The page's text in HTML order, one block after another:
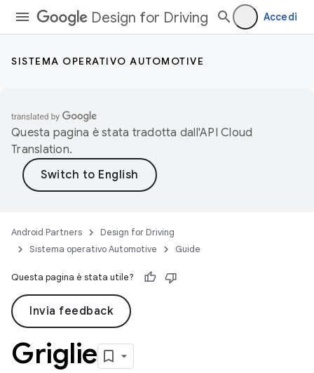
Design for Driving Accedi
SISTEMA OPERATIVO AUTOMOTIVE
Questa pagina è stata tradotta dall'API Cloud
Translation.
Android Partners
Design for Driving
Sistema operativo Automotive
Guide
Questa pagina è stata utile?
Invia feedback
Griglie